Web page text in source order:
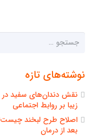
جستجو
نوشته‌های تازه
نقش دندان‌های سفید در
زیبا بر روابط اجتماعی
اصلاح طرح لبخند
بعد از درمان